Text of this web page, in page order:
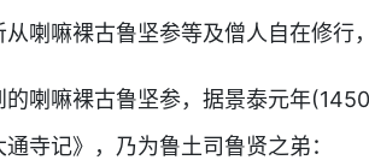
从喇嘛裸古鲁坚参等及僧人自在修
的喇嘛裸古鲁坚参，据景泰元年
寺记》，乃为鲁土司鲁贤之弟：